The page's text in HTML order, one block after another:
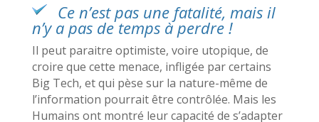
Ce n’est pas une fatalité, mais il
n’y a pas de temps à perdre !
Il peut paraitre optimiste, voire utopique, de
croire que cette menace, infligée par certains
Big Tech, et qui pèse sur la nature-même de
l’information pourrait être contrôlée. Mais les
Humains ont montré leur capacité de s’adapter